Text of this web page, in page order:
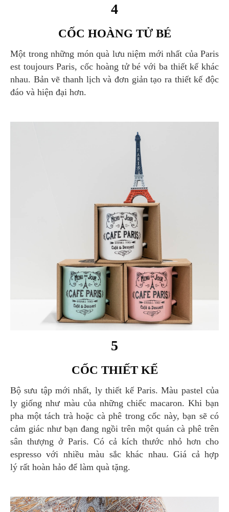
4
CỐC HOÀNG TỬ BÉ
Một trong những món quà lưu niệm mới nhất của Paris
est toujours Paris, cốc hoàng tử bé với ba thiết kế khác
nhau. Bản vẽ thanh lịch và đơn giản tạo ra thiết kế độc
đáo và hiện đại hơn.
5
CỐC THIẾT KẾ
Bộ sưu tập mới nhất, ly thiết kế Paris. Màu pastel của
ly giống như màu của những chiếc macaron. Khi bạn
pha một tách trà hoặc cà phê trong cốc này, bạn sẽ có
cảm giác như bạn đang ngồi trên một quán cà phê trên
sân thượng ở Paris. Có cả kích thước nhỏ hơn cho
espresso với nhiều màu sắc khác nhau. Giá cả hợp
lý rất hoàn hảo để làm quà tặng.